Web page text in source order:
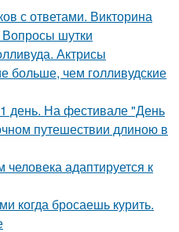
с ответами. Викторина
Вопросы шутки
Актрисы
больше, чем голливудские
день. На фестивале "День
путешествии длиною в
человека адаптируется к
когда бросаешь курить.